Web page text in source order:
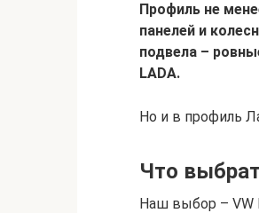
Профиль не
панелей и
подвела –
LADA.
Но и в профиль
Что
Наш выбор – VW